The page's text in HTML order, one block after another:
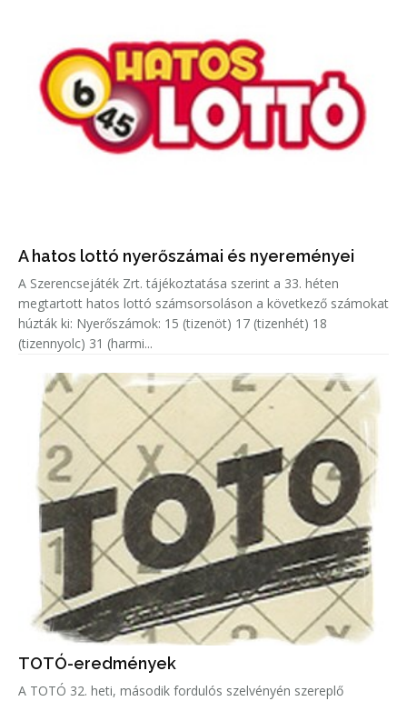
A hatos lottó nyerőszámai és nyereményei
A Szerencsejáték Zrt. tájékoztatása szerint a 33. héten
megtartott hatos lottó számsorsoláson a következő számokat
húzták ki: Nyerőszámok: 15 (tizenöt) 17 (tizenhét) 18
(tizennyolc) 31 (harmi...
TOTÓ-eredmények
A TOTÓ 32. heti, második fordulós szelvényén szereplő